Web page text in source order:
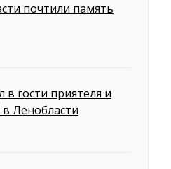
почтили память
в гости приятеля и
Ленобласти